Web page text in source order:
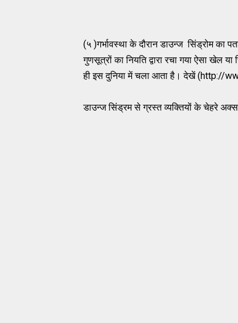
(५ )गर्भावस्था के दौरान डाउन्ज सिंड्रोम
गुणसूत्रों का नियति द्वारा रचा गया ऐसा खेल
ही इस दुनिया में चला आता है। देखें (http://
डाउन्ज सिंड्रम से ग्रस्त व्यक्तियों के चेहरे